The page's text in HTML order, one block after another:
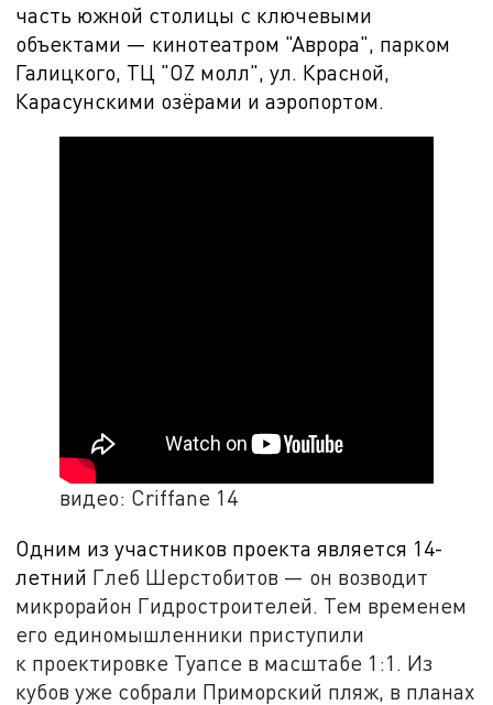
часть южной столицы с ключевыми
объектами — кинотеатром "Аврора", парком
Галицкого, ТЦ "OZ молл", ул. Красной,
Карасунскими озёрами и аэропортом.
видео: Criffane 14
Одним из участников проекта является 14-
летний Глеб Шерстобитов — он возводит
микрорайон Гидростроителей. Тем временем
его единомышленники приступили
к проектировке Туапсе в масштабе 1:1. Из
кубов уже собрали Приморский пляж, в планах